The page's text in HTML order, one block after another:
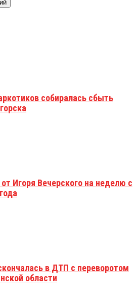
собиралась сбыть
Игоря Вечерского на неделю с
в ДТП с переворотом
области